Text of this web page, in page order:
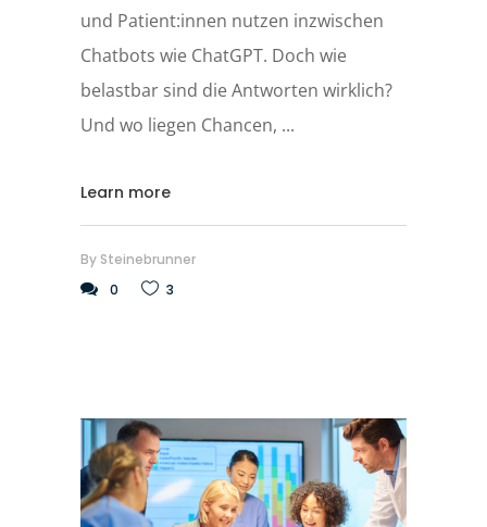
und Patient:innen nutzen inzwischen
Chatbots wie ChatGPT. Doch wie
belastbar sind die Antworten wirklich?
Und wo liegen Chancen,
Learn more
By Steinebrunner
0
3